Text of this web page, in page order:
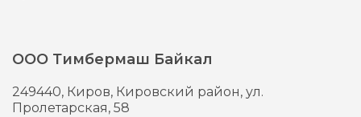
ООО Тимбермаш Байкал
249440, Киров, Кировский район, ул.
Пролетарская, 58